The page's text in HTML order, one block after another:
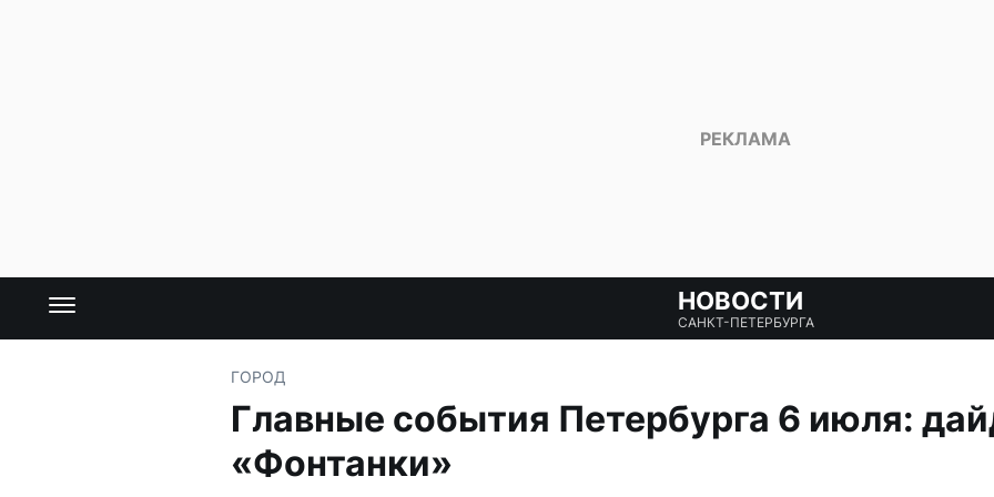
НОВОСТИ
САНКТ-ПЕТЕРБУРГА
ГОРОД
Главные события Петербурга 6 июля:
«Фонтанки»